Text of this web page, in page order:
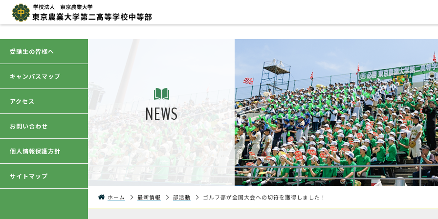
受験生の皆様へ
キャンパスマップ
アクセス
お問い合わせ
個人情報保護方針
サイトマップ
NEWS
ホーム 最新情報 部活動 ゴルフ部が全国大会への切符を獲得しました！